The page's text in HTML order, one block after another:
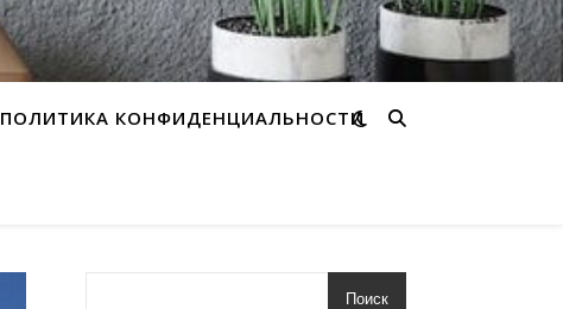
ПОЛИТИКА КОНФИДЕНЦИАЛЬНОСТИ
Поиск